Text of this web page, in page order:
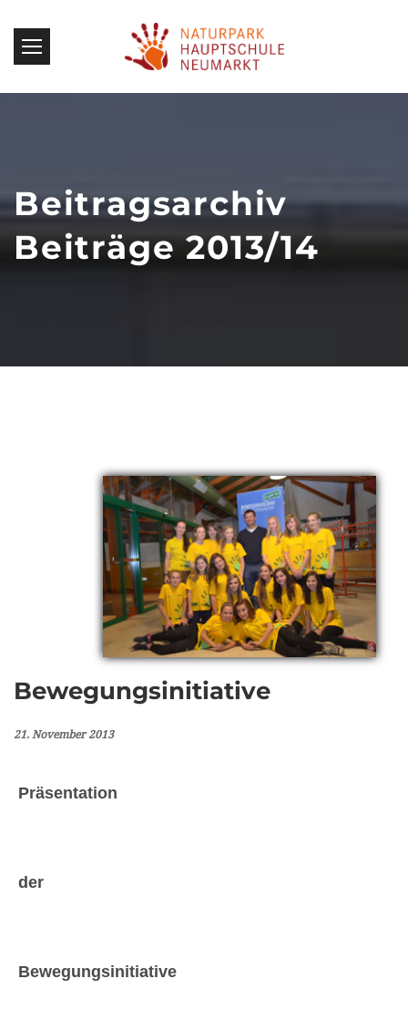
Beitragsarchiv
Beiträge 2013/14
Bewegungsinitiative
21. November 2013
Präsentation
der
Bewegungsinitiative